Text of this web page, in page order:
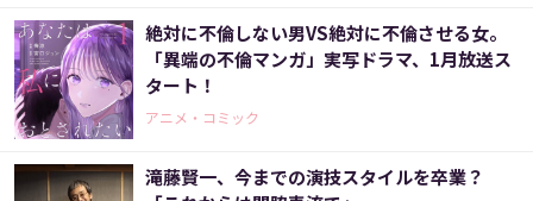
絶対に不倫しない男VS絶対に不倫させる女。
「異端の不倫マンガ」実写ドラマ、1月放送ス
タート！
アニメ・コミック
滝藤賢一、今までの演技スタイルを卒業？